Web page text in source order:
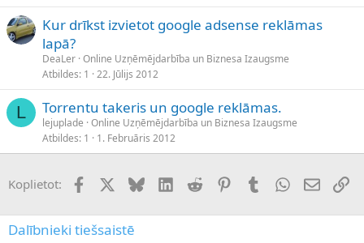
Kur drīkst izvietot google adsense reklāmas
lapā?
DeaLer Online Uzņēmējdarbība un Biznesa Izaugsme
Atbildes 1 22. Jūlijs 2012
L Torrentu takeris un google reklāmas.
lejuplade Online Uzņēmējdarbība un Biznesa Izaugsme
Atbildes 1 1. Februāris 2012
Koplietot: FacebookX (Twitter)
BlueskyLinkedInReddit PinterestTumblrWhatsApp
E-pasts
Dalībnieki tiešsaistē